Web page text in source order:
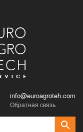
info@euroagroteh.com
Обратная связь